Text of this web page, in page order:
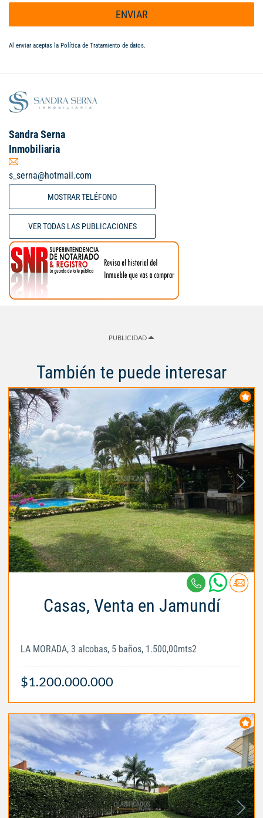
ENVIAR
Al enviar aceptas la Política de Tratamiento de datos.
Sandra Serna
Inmobiliaria
s_serna@hotmail.com
MOSTRAR TELÉFONO
VER TODAS LAS PUBLICACIONES
PUBLICIDAD
También te puede interesar
Casas, Venta en Jamundí
LA MORADA, 3 alcobas, 5 baños, 1.500,00mts2
$1.200.000.000